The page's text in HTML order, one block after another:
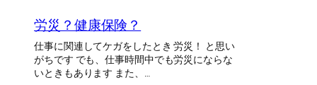
労災？健康保険？
仕事に関連してケガをしたとき 労災！ と思い
がちです でも、仕事時間中でも労災にならな
いときもあります また、…